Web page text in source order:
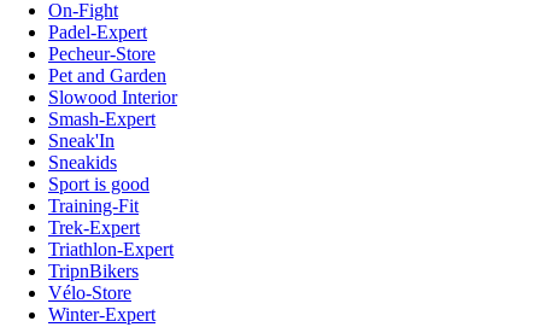
On-Fight
Padel-Expert
Pecheur-Store
Pet and Garden
Slowood Interior
Smash-Expert
Sneak'In
Sneakids
Sport is good
Training-Fit
Trek-Expert
Triathlon-Expert
TripnBikers
Vélo-Store
Winter-Expert